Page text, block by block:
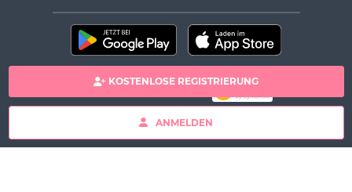
KOSTENLOSE REGISTRIERUNG
ANMELDEN
100% sichere Zahlung
Copyright& copy 2026 Viversum - Powered by Ingenio